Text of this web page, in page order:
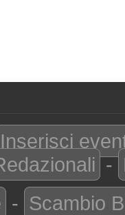
Inserisci
-
- Scambio